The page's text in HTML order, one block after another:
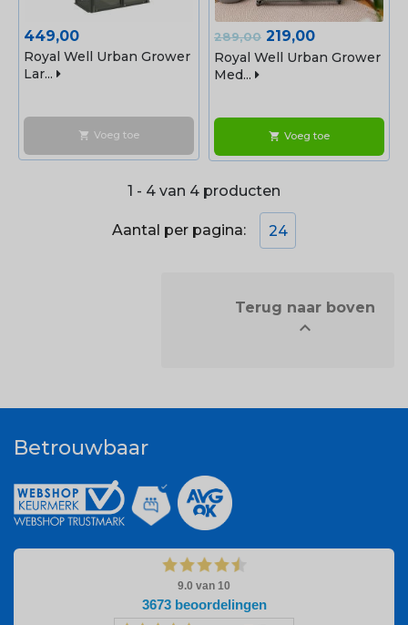
Prijs
449,00
Royal Well Urban Grower
Lar...
shopping_cart Voeg toe
Normale
prijs
289,00 Prijs
219,00
Royal Well Urban Grower
Med...
shopping_cart Voeg toe
1 - 4 van 4 producten
Aantal per pagina: 24

Betrouwbaar